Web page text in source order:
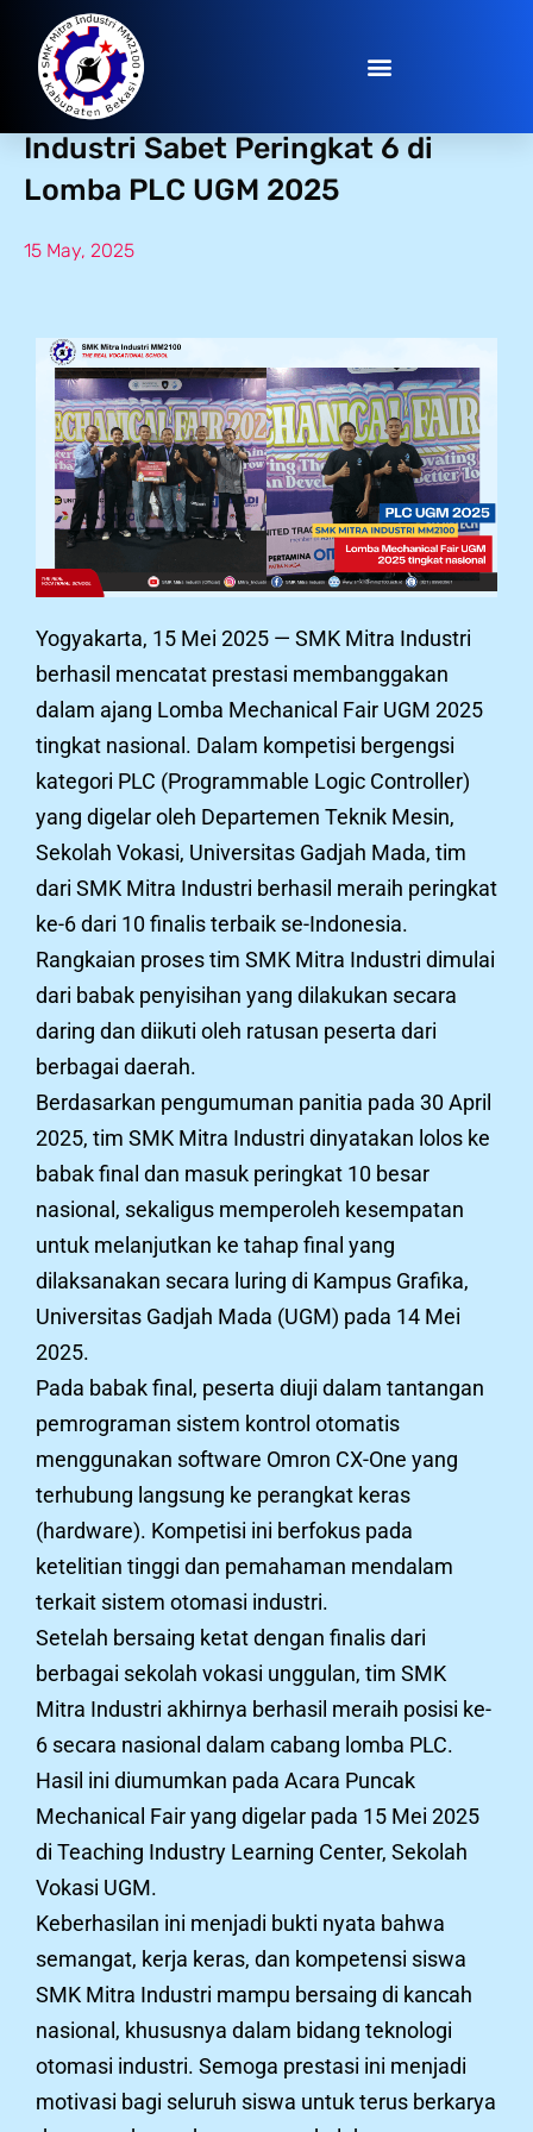
Tembus Nasional! SMK Mitra
Industri Sabet Peringkat 6 di
Lomba PLC UGM 2025
15 May, 2025
Yogyakarta, 15 Mei 2025 — SMK Mitra Industri
berhasil mencatat prestasi membanggakan
dalam ajang Lomba Mechanical Fair UGM 2025
tingkat nasional. Dalam kompetisi bergengsi
kategori PLC (Programmable Logic Controller)
yang digelar oleh Departemen Teknik Mesin,
Sekolah Vokasi, Universitas Gadjah Mada, tim
dari SMK Mitra Industri berhasil meraih peringkat
ke-6 dari 10 finalis terbaik se-Indonesia.
Rangkaian proses tim SMK Mitra Industri dimulai
dari babak penyisihan yang dilakukan secara
daring dan diikuti oleh ratusan peserta dari
berbagai daerah.
Berdasarkan pengumuman panitia pada 30 April
2025, tim SMK Mitra Industri dinyatakan lolos ke
babak final dan masuk peringkat 10 besar
nasional, sekaligus memperoleh kesempatan
untuk melanjutkan ke tahap final yang
dilaksanakan secara luring di Kampus Grafika,
Universitas Gadjah Mada (UGM) pada 14 Mei
2025.
Pada babak final, peserta diuji dalam tantangan
pemrograman sistem kontrol otomatis
menggunakan software Omron CX-One yang
terhubung langsung ke perangkat keras
(hardware). Kompetisi ini berfokus pada
ketelitian tinggi dan pemahaman mendalam
terkait sistem otomasi industri.
Setelah bersaing ketat dengan finalis dari
berbagai sekolah vokasi unggulan, tim SMK
Mitra Industri akhirnya berhasil meraih posisi ke-
6 secara nasional dalam cabang lomba PLC.
Hasil ini diumumkan pada Acara Puncak
Mechanical Fair yang digelar pada 15 Mei 2025
di Teaching Industry Learning Center, Sekolah
Vokasi UGM.
Keberhasilan ini menjadi bukti nyata bahwa
semangat, kerja keras, dan kompetensi siswa
SMK Mitra Industri mampu bersaing di kancah
nasional, khususnya dalam bidang teknologi
otomasi industri. Semoga prestasi ini menjadi
motivasi bagi seluruh siswa untuk terus berkarya